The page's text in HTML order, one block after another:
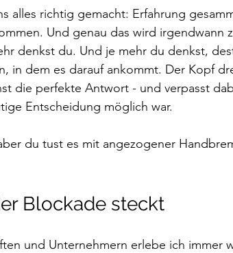
alles richtig gemacht: Erfahrung
Und genau das wird irgendwann
denkst du. Und je mehr du denkst,
in dem es darauf ankommt. Der Kopf
die perfekte Antwort - und verpasst
Entscheidung möglich war.
du tust es mit angezogener
Blockade steckt
und Unternehmern erlebe ich immer